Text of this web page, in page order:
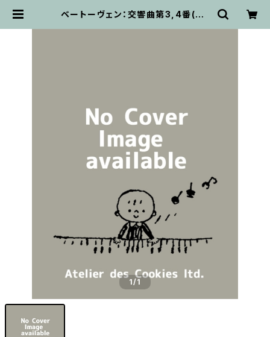
ベートーヴェン：交響曲第3,4番(He
1/1